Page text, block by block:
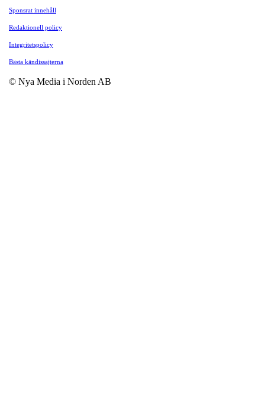
Sponsrat innehåll
Redaktionell policy
Integritetspolicy
Bästa kändissajterna
© Nya Media i Norden AB